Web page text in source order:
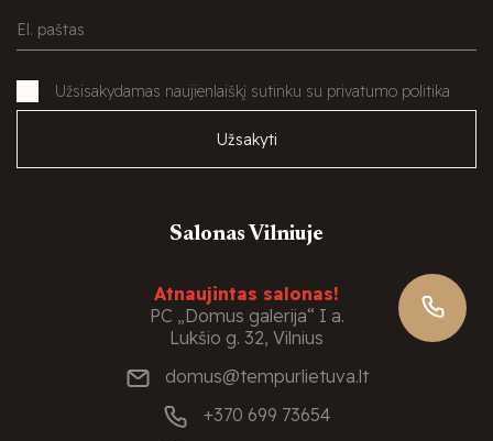
Užsisakydamas naujienlaiškį sutinku su privatumo politika
Užsakyti
Salonas Vilniuje
Atnaujintas salonas!
PC „Domus galerija“ I a.
Lukšio g. 32, Vilnius
domus@tempurlietuva.lt
+370 699 73654